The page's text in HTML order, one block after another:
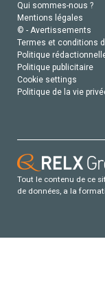
Qui sommes-nous ?
Mentions légales
© - Avertissements
Termes et conditions
Politique
Politique publicitaire
Cookie settings
Politique de la vie
Tout le contenu de ce
de données, a la